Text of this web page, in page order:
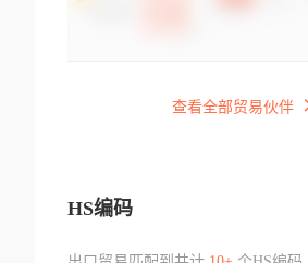
查看全部贸易伙伴
HS编码